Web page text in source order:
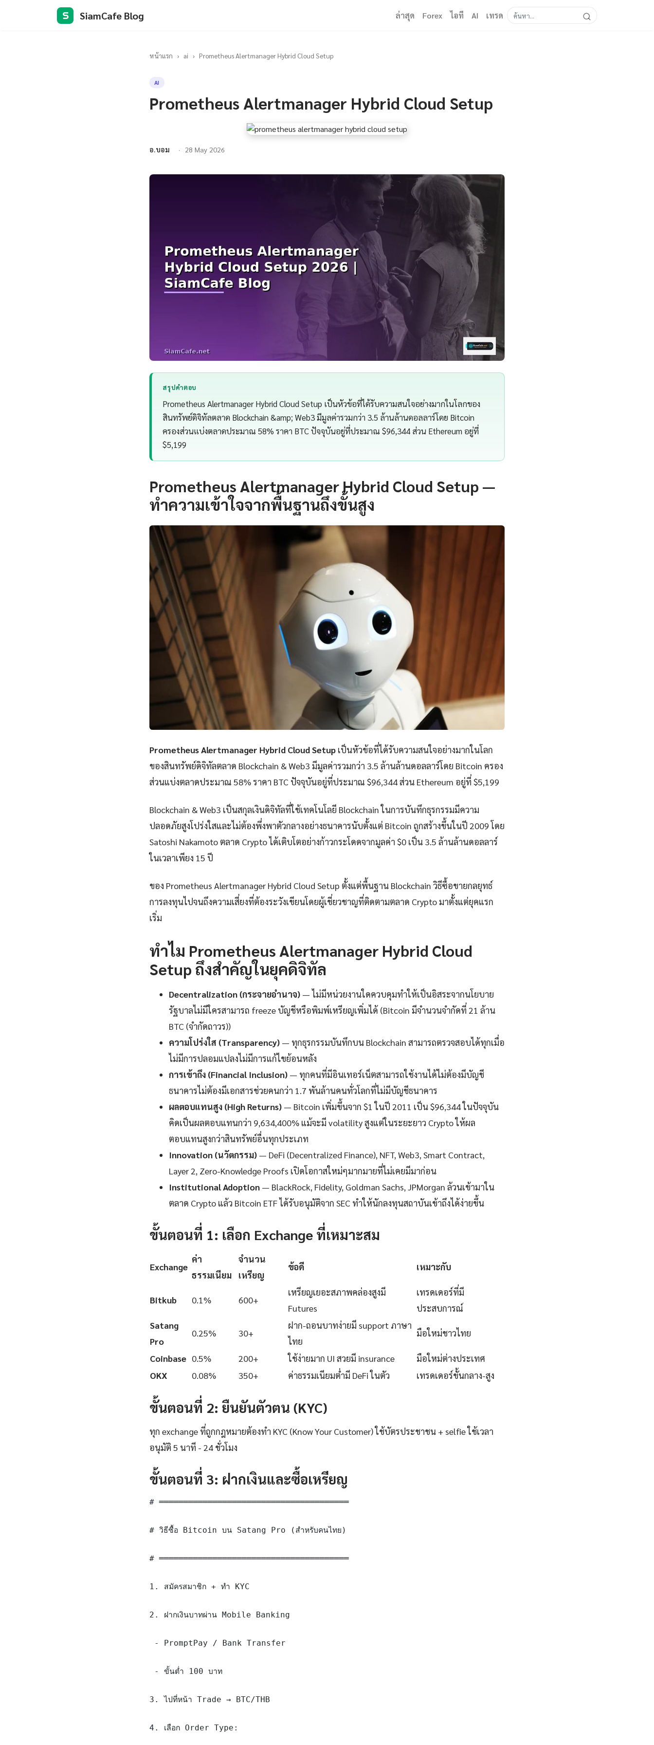
S SiamCafe Blog ล่าสุด Forex ไอที AI เทรด
หน้าแรก › ai › Prometheus Alertmanager Hybrid Cloud Setup
AI
Prometheus Alertmanager Hybrid Cloud Setup
อ.บอม 28 May 2026
สรุปคำตอบ
Prometheus Alertmanager Hybrid Cloud Setup เป็นหัวข้อที่ได้รับความสนใจอย่างมากในโลกของ
สินทรัพย์ดิจิทัลตลาด Blockchain &amp; Web3 มีมูลค่ารวมกว่า 3.5 ล้านล้านดอลลาร์โดย Bitcoin
ครองส่วนแบ่งตลาดประมาณ 58% ราคา BTC ปัจจุบันอยู่ที่ประมาณ $96,344 ส่วน Ethereum อยู่ที่
$5,199
Prometheus Alertmanager Hybrid Cloud Setup —
ทำความเข้าใจจากพื้นฐานถึงขั้นสูง
Prometheus Alertmanager Hybrid Cloud Setup เป็นหัวข้อที่ได้รับความสนใจอย่างมากในโลก
ของสินทรัพย์ดิจิทัลตลาด Blockchain & Web3 มีมูลค่ารวมกว่า 3.5 ล้านล้านดอลลาร์โดย Bitcoin ครอง
ส่วนแบ่งตลาดประมาณ 58% ราคา BTC ปัจจุบันอยู่ที่ประมาณ $96,344 ส่วน Ethereum อยู่ที่ $5,199
Blockchain & Web3 เป็นสกุลเงินดิจิทัลที่ใช้เทคโนโลยี Blockchain ในการบันทึกธุรกรรมมีความ
ปลอดภัยสูงโปร่งใสและไม่ต้องพึ่งพาตัวกลางอย่างธนาคารนับตั้งแต่ Bitcoin ถูกสร้างขึ้นในปี 2009 โดย
Satoshi Nakamoto ตลาด Crypto ได้เติบโตอย่างก้าวกระโดดจากมูลค่า $0 เป็น 3.5 ล้านล้านดอลลาร์
ในเวลาเพียง 15 ปี
ของ Prometheus Alertmanager Hybrid Cloud Setup ตั้งแต่พื้นฐาน Blockchain วิธีซื้อขายกลยุทธ์
การลงทุนไปจนถึงความเสี่ยงที่ต้องระวังเขียนโดยผู้เชี่ยวชาญที่ติดตามตลาด Crypto มาตั้งแต่ยุคแรก
เริ่ม
ทำไม Prometheus Alertmanager Hybrid Cloud
Setup ถึงสำคัญในยุคดิจิทัล
Decentralization (กระจายอำนาจ) — ไม่มีหน่วยงานใดควบคุมทำให้เป็นอิสระจากนโยบาย
รัฐบาลไม่มีใครสามารถ freeze บัญชีหรือพิมพ์เหรียญเพิ่มได้ (Bitcoin มีจำนวนจำกัดที่ 21 ล้าน
BTC (จำกัดถาวร))
ความโปร่งใส (Transparency) — ทุกธุรกรรมบันทึกบน Blockchain สามารถตรวจสอบได้ทุกเมื่อ
ไม่มีการปลอมแปลงไม่มีการแก้ไขย้อนหลัง
การเข้าถึง (Financial Inclusion) — ทุกคนที่มีอินเทอร์เน็ตสามารถใช้งานได้ไม่ต้องมีบัญชี
ธนาคารไม่ต้องมีเอกสารช่วยคนกว่า 1.7 พันล้านคนทั่วโลกที่ไม่มีบัญชีธนาคาร
ผลตอบแทนสูง (High Returns) — Bitcoin เพิ่มขึ้นจาก $1 ในปี 2011 เป็น $96,344 ในปัจจุบัน
คิดเป็นผลตอบแทนกว่า 9,634,400% แม้จะมี volatility สูงแต่ในระยะยาว Crypto ให้ผล
ตอบแทนสูงกว่าสินทรัพย์อื่นทุกประเภท
Innovation (นวัตกรรม) — DeFi (Decentralized Finance), NFT, Web3, Smart Contract,
Layer 2, Zero-Knowledge Proofs เปิดโอกาสใหม่ๆมากมายที่ไม่เคยมีมาก่อน
Institutional Adoption — BlackRock, Fidelity, Goldman Sachs, JPMorgan ล้วนเข้ามาใน
ตลาด Crypto แล้ว Bitcoin ETF ได้รับอนุมัติจาก SEC ทำให้นักลงทุนสถาบันเข้าถึงได้ง่ายขึ้น
ขั้นตอนที่ 1: เลือก Exchange ที่เหมาะสม
Exchange
ค่า
ธรรมเนียม
จำนวน
เหรียญ
ข้อดี เหมาะกับ
Bitkub 0.1% 600+
เหรียญเยอะสภาพคล่องสูงมี
Futures
เทรดเดอร์ที่มี
ประสบการณ์
Satang
Pro
0.25% 30+
ฝาก-ถอนบาทง่ายมี support ภาษา
ไทย
มือใหม่ชาวไทย
Coinbase 0.5% 200+ ใช้ง่ายมาก UI สวยมี insurance
มือใหม่ต่างประเทศ
OKX
0.08% 350+ ค่าธรรมเนียมต่ำมี DeFi ในตัว เทรดเดอร์ขั้นกลาง-สูง
ขั้นตอนที่ 2: ยืนยันตัวตน (KYC)
ทุก exchange ที่ถูกกฎหมายต้องทำ KYC (Know Your Customer) ใช้บัตรประชาชน + selfie ใช้เวลา
อนุมัติ 5 นาที - 24 ชั่วโมง
ขั้นตอนที่ 3: ฝากเงินและซื้อเหรียญ
# ═══════════════════════════════════════
# วิธีซื้อ Bitcoin บน Satang Pro (สำหรับคนไทย)
# ═══════════════════════════════════════
1. สมัครสมาชิก + ทำ KYC
2. ฝากเงินบาทผ่าน Mobile Banking
- PromptPay / Bank Transfer
- ขั้นต่ำ 100 บาท
3. ไปที่หน้า Trade → BTC/THB
4. เลือก Order Type: